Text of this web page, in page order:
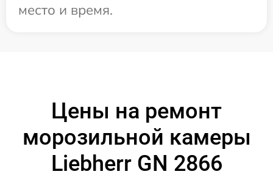
место и время.
Цены на ремонт
морозильной камеры
Liebherr GN 2866